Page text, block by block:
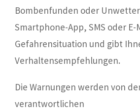
Bombenfunden oder
Smartphone-App, SMS oder E-
Gefahrensituation und gibt
Verhaltensempfehlungen.
Die Warnungen werden von
verantwortlichen